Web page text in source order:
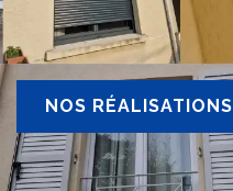
NOS RÉALISATIONS